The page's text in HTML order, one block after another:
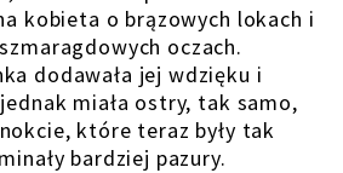
kobieta o brązowych lokach i
oczach.
dodawała jej wdzięku i
miała ostry, tak samo,
które teraz były tak
bardziej pazury.